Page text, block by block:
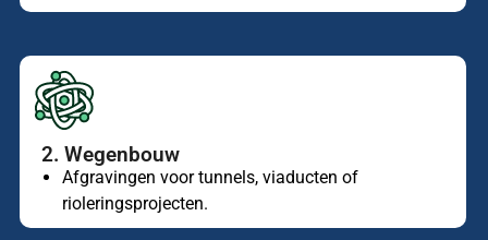
2. Wegenbouw
Afgravingen voor tunnels, viaducten of
rioleringsprojecten.